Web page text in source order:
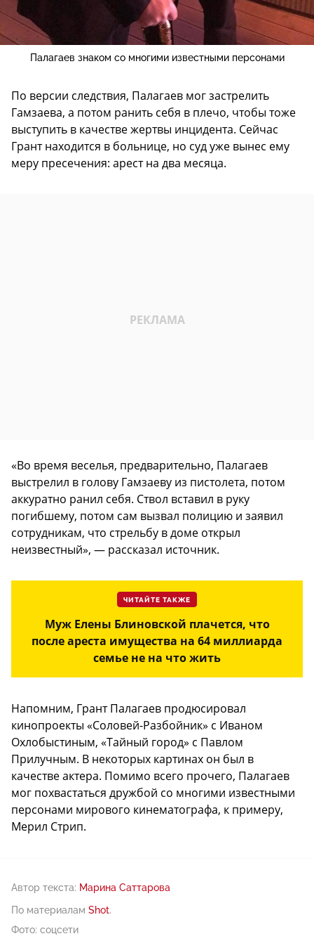
Палагаев знаком со многими известными персонами
По версии следствия, Палагаев мог застрелить
Гамзаева, а потом ранить себя в плечо, чтобы тоже
выступить в качестве жертвы инцидента. Сейчас
Грант находится в больнице, но суд уже вынес ему
меру пресечения: арест на два месяца.
«Во время веселья, предварительно, Палагаев
выстрелил в голову Гамзаеву из пистолета, потом
аккуратно ранил себя. Ствол вставил в руку
погибшему, потом сам вызвал полицию и заявил
сотрудникам, что стрельбу в доме открыл
неизвестный», — рассказал источник.
ЧИТАЙТЕ ТАКЖЕ
Муж Елены Блиновской плачется, что
после ареста имущества на 64 миллиарда
семье не на что жить
Напомним, Грант Палагаев продюсировал
кинопроекты «Соловей-Разбойник» с Иваном
Охлобыстиным, «Тайный город» с Павлом
Прилучным. В некоторых картинах он был в
качестве актера. Помимо всего прочего, Палагаев
мог похвастаться дружбой со многими известными
персонами мирового кинематографа, к примеру,
Мерил Стрип.
Автор текста: Марина Саттарова
По материалам Shot.
Фото: соцсети